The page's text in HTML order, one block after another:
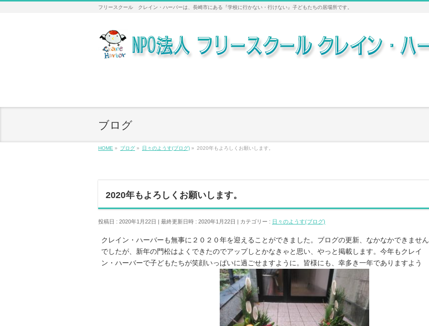
フリースクール クレイン・ハーバーは、長崎市にある『学校に行かない・行けない』子どもたちの居場所です。
ブログ
HOME » ブログ » 日々のようす(ブログ) » 2020年もよろしくお願いします。
2020年もよろしくお願いします。
投稿日 : 2020年1月22日 最終更新日時 : 2020年1月22日 カテゴリー : 日々のようす(ブログ)
クレイン・ハーバーも無事に２０２０年を迎えることができました。ブログの更新、なかなかできません
でしたが、新年の門松はよくできたのでアップしとかなきゃと思い、やっと掲載します。今年もクレイ
ン・ハーバーで子どもたちが笑顔いっぱいに過ごせますように。皆様にも、幸多き一年でありますよう